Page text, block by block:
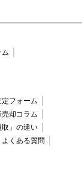
ム
フォーム
却コラム
取」の違い
よくある質問